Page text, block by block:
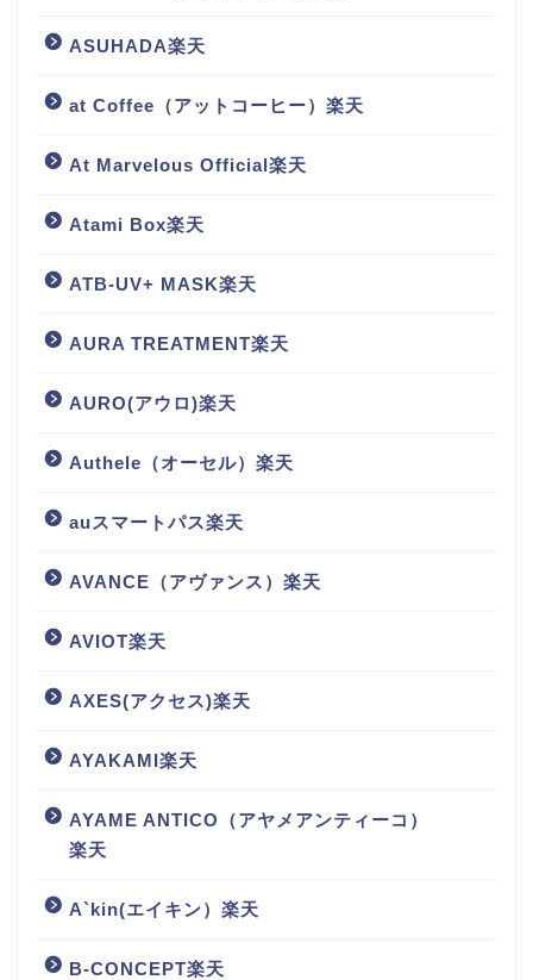
ASUHADA楽天
at Coffee（アットコーヒー）楽天
At Marvelous Official楽天
Atami Box楽天
ATB-UV+ MASK楽天
AURA TREATMENT楽天
AURO(アウロ)楽天
Authele（オーセル）楽天
auスマートパス楽天
AVANCE（アヴァンス）楽天
AVIOT楽天
AXES(アクセス)楽天
AYAKAMI楽天
AYAME ANTICO（アヤメアンティーコ）
楽天
A`kin(エイキン）楽天
B-CONCEPT楽天